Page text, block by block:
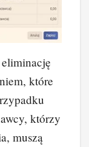
które
którzy
muszą